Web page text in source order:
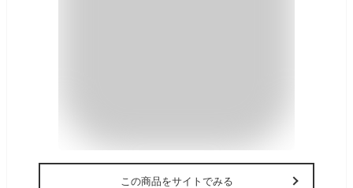
この商品をサイトでみる